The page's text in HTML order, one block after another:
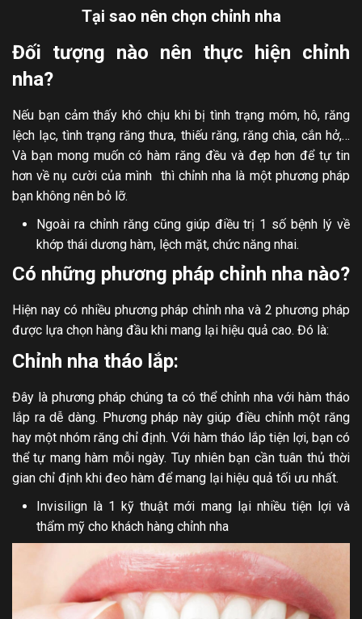
Tại sao nên chọn chỉnh nha
Đối tượng nào nên thực hiện chỉnh
nha?
Nếu bạn cảm thấy khó chịu khi bị tình trạng móm, hô, răng
lệch lạc, tình trạng răng thưa, thiếu răng, răng chìa, cắn hở,…
Và bạn mong muốn có hàm răng đều và đẹp hơn để tự tin
hơn về nụ cười của mình thì chỉnh nha là một phương pháp
bạn không nên bỏ lỡ.
Ngoài ra chỉnh răng cũng giúp điều trị 1 số bệnh lý về
khớp thái dương hàm, lệch mặt, chức năng nhai.
Có những phương pháp chỉnh nha nào?
Hiện nay có nhiều phương pháp chỉnh nha và 2 phương pháp
được lựa chọn hàng đầu khi mang lại hiệu quả cao. Đó là:
Chỉnh nha tháo lắp:
Đây là phương pháp chúng ta có thể chỉnh nha với hàm tháo
lắp ra dễ dàng. Phương pháp này giúp điều chỉnh một răng
hay một nhóm răng chỉ định. Với hàm tháo lắp tiện lợi, bạn có
thể tự mang hàm mỗi ngày. Tuy nhiên bạn cần tuân thủ thời
gian chỉ định khi đeo hàm để mang lại hiệu quả tối ưu nhất.
Invisilign là 1 kỹ thuật mới mang lại nhiều tiện lợi và
thẩm mỹ cho khách hàng chỉnh nha